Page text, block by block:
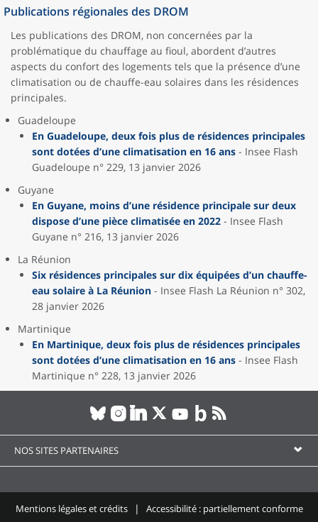
Publications régionales des DROM
Les publications des DROM, non concernées par la
problématique du chauffage au fioul, abordent d’autres
aspects du confort des logements tels que la présence d’une
climatisation ou de chauffe-eau solaires dans les résidences
principales.
Guadeloupe
En Guadeloupe, deux fois plus de résidences principales
sont dotées d’une climatisation en 16 ans - Insee Flash
Guadeloupe n° 229, 13 janvier 2026
Guyane
En Guyane, moins d’une résidence principale sur deux
dispose d’une pièce climatisée en 2022 - Insee Flash
Guyane n° 216, 13 janvier 2026
La Réunion
Six résidences principales sur dix équipées d’un chauffe-
eau solaire à La Réunion - Insee Flash La Réunion n° 302,
28 janvier 2026
Martinique
En Martinique, deux fois plus de résidences principales
sont dotées d’une climatisation en 16 ans - Insee Flash
Martinique n° 228, 13 janvier 2026
NOS SITES PARTENAIRES
Mentions légales et crédits
Accessibilité : partiellement conforme